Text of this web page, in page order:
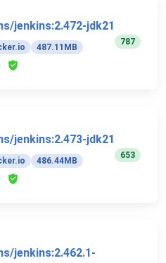
jenkins:2.472-jdk21
487.11MB
787
jenkins:2.473-jdk21
486.44MB
653
jenkins:2.462.1-